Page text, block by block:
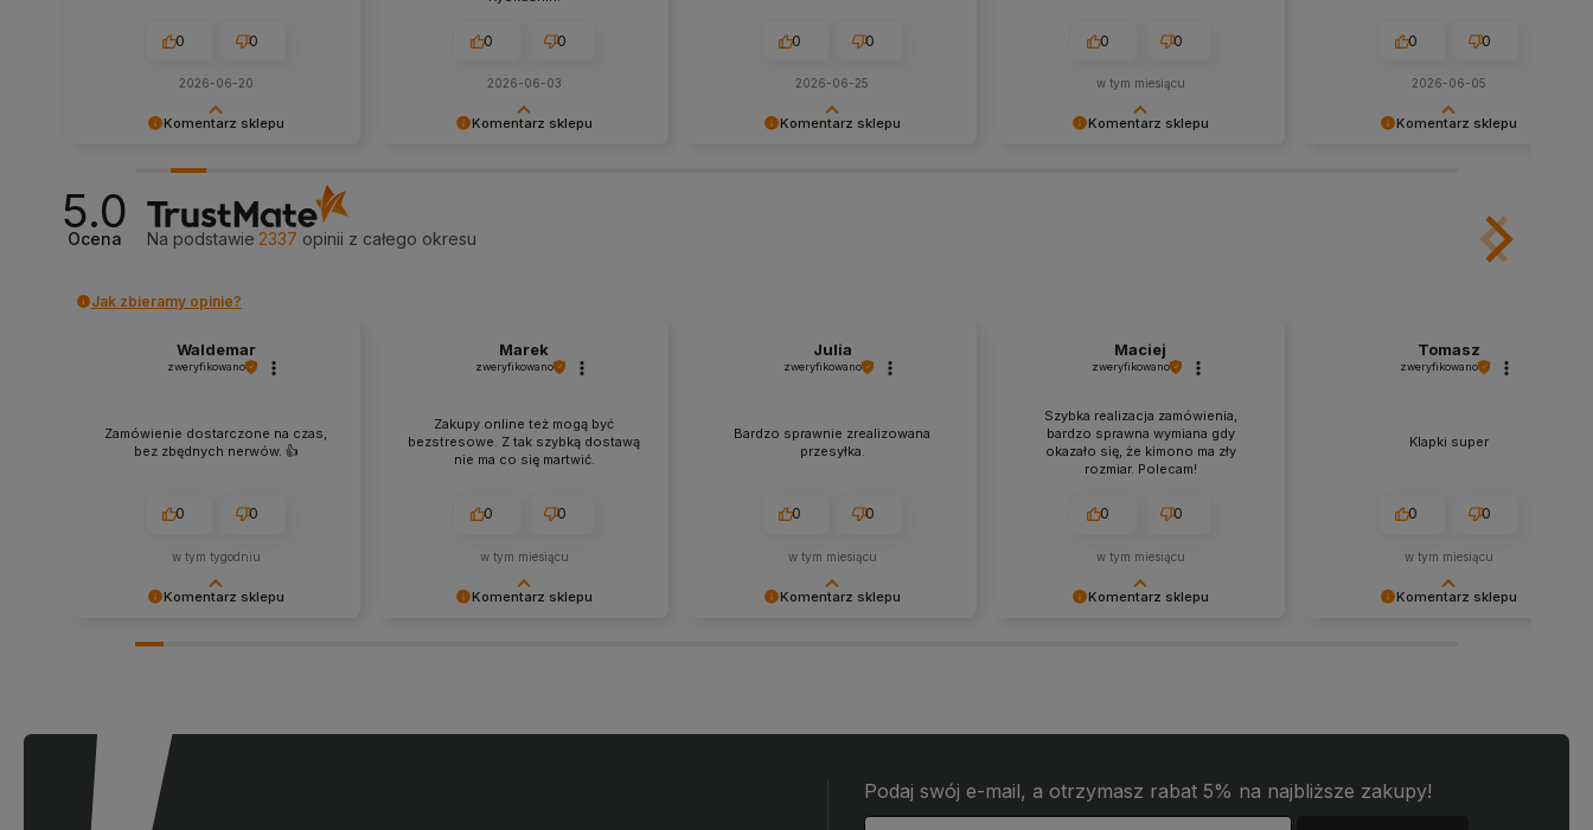
Komentarz sklepu
- to czysta przyjemność obsługiwać
takich klientów! Doceniamy czas i
wysiłek włożony w podzielenie się z
nami Twoimi doświadczeniami. Do
0 0
2026-06-20
Komentarz sklepu
wysiłki - dziękujemy raz jeszcze i
0 0
2026-06-03
Komentarz sklepu
0 0
2026-06-25
Komentarz sklepu
0 0
w tym miesiącu
Komentarz sklepu
wysiłek włożony w podzielenie się z
nami Twoimi doświadczeniami. Do
0 0
2026-06-05
5.0
Ocena Na podstawie 2337 opinii z całego okresu
Jak zbieramy opinie?
Komentarz sklepu
Z pozdrowieniami, obsługa sklepu.
Waldemar
zweryfikowano
Zamówienie dostarczone na czas,
bez zbędnych nerwów. 👍️
0 0
w tym tygodniu
Komentarz sklepu
Marek
zweryfikowano
Zakupy online też mogą być
bezstresowe. Z tak szybką dostawą
nie ma co się martwić.
0 0
w tym miesiącu
Komentarz sklepu
Julia
zweryfikowano
Bardzo sprawnie zrealizowana
przesyłka.
0 0
w tym miesiącu
Komentarz sklepu
Maciej
zweryfikowano
Szybka realizacja zamówienia,
bardzo sprawna wymiana gdy
okazało się, że kimono ma zły
rozmiar. Polecam!
0 0
w tym miesiącu
Komentarz sklepu
Tomasz
zweryfikowano
Klapki super
0 0
w tym miesiącu
Podaj swój e-mail, a otrzymasz rabat 5% na najbliższe zakupy!